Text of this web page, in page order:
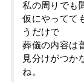
私の周りでも
仮にやってて
うだけで
葬儀の内容は
見分けがつか
ね。